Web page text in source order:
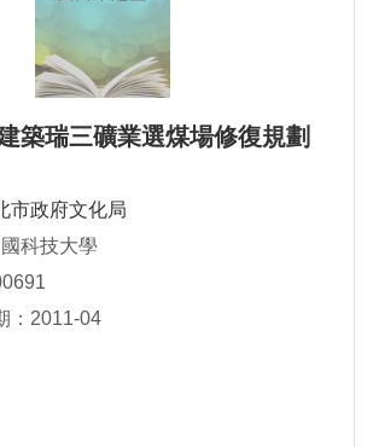
築瑞三礦業選煤場修復規劃
市政府文化局
科技大學
：2011-04